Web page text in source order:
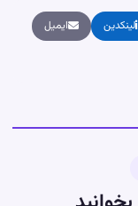
لینکدین
ایمیل